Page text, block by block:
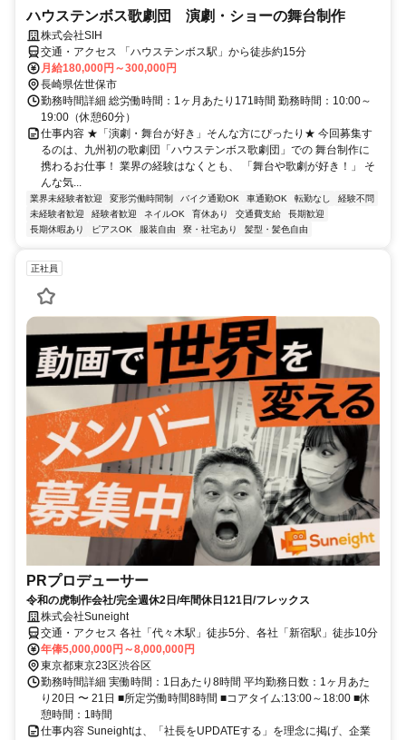
ハウステンボス歌劇団 演劇・ショーの舞台制作
株式会社SIH
交通・アクセス 「ハウステンボス駅」から徒歩約15分
月給180,000円～300,000円
長崎県佐世保市
勤務時間詳細 総労働時間：1ヶ月あたり171時間 勤務時間：10:00～
19:00（休憩60分）
仕事内容 ★「演劇・舞台が好き」そんな方にぴったり★ 今回募集す
るのは、九州初の歌劇団「ハウステンボス歌劇団」での 舞台制作に
携わるお仕事！ 業界の経験はなくとも、 「舞台や歌劇が好き！」 そ
んな気...
業界未経験者歓迎 変形労働時間制 バイク通勤OK 車通勤OK 転勤なし
経験不問
未経験者歓迎
経験者歓迎 ネイルOK 育休あり 交通費支給
長期歓迎
長期休暇あり
ピアスOK 服装自由 寮・社宅あり 髪型・髪色自由
正社員
PRプロデューサー
令和の虎制作会社/完全週休2日/年間休日121日/フレックス
株式会社Suneight
交通・アクセス 各社「代々木駅」徒歩5分、各社「新宿駅」徒歩10分
年俸5,000,000円～8,000,000円
東京都東京23区渋谷区
勤務時間詳細 実働時間：1日あたり8時間 平均勤務日数：1ヶ月あた
り20日 〜 21日 ■所定労働時間8時間 ■コアタイム:13:00～18:00 ■休
憩時間：1時間
仕事内容 Suneightは、「社長をUPDATEする」を理念に掲げ、企業